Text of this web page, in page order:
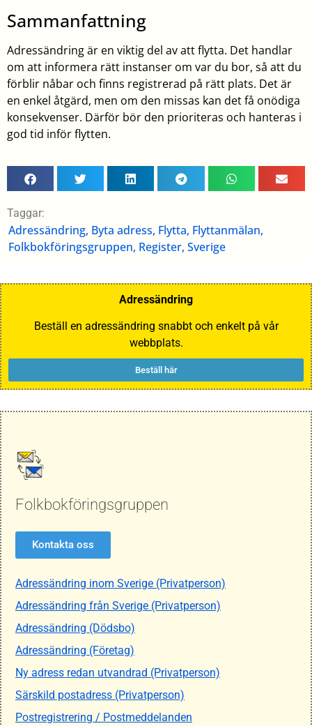
Sammanfattning
Adressändring är en viktig del av att flytta. Det handlar
om att informera rätt instanser om var du bor, så att du
förblir nåbar och finns registrerad på rätt plats. Det är
en enkel åtgärd, men om den missas kan det få onödiga
konsekvenser. Därför bör den prioriteras och hanteras i
god tid inför flytten.
Taggar:
Adressändring, Byta adress, Flytta, Flyttanmälan,
Folkbokföringsgruppen, Register, Sverige
Adressändring
Beställ en adressändring snabbt och enkelt på vår
webbplats.
Beställ här
Folkbokföringsgruppen
Kontakta oss
Adressändring inom Sverige (Privatperson)
Adressändring från Sverige (Privatperson)
Adressändring (Dödsbo)
Adressändring (Företag)
Ny adress redan utvandrad (Privatperson)
Särskild postadress (Privatperson)
Postregistrering / Postmeddelanden